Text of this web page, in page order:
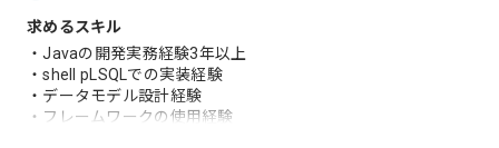
求めるスキル
・Javaの開発実務経験3年以上
・shell pLSQLでの実装経験
・データモデル設計経験
・フレームワークの使用経験